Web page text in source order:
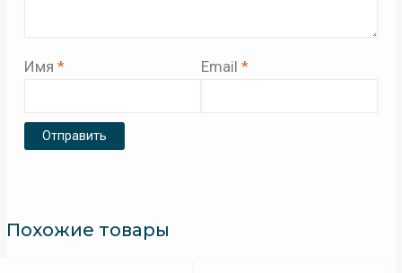
Имя * Email *
Похожие товары